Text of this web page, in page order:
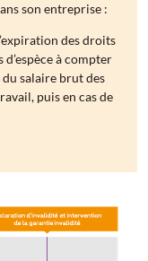
son entreprise :
des droits
d’espèce à compter
salaire brut des
puis en cas de